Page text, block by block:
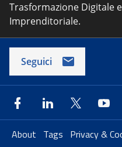
Trasformazione Digitale
Imprenditoriale.
Seguici
About Tags Privacy &